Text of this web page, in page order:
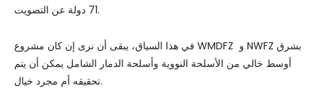
71 دولة عن التصويت.
في هذا السياق، يبقى أن نرى إن كان مشروع WMDFZ و NWFZ بشرق
أوسط خالي من الأسلحة النووية وأسلحة الدمار الشامل يمكن أن يتم
تحقيقه أم مجرد خيال.